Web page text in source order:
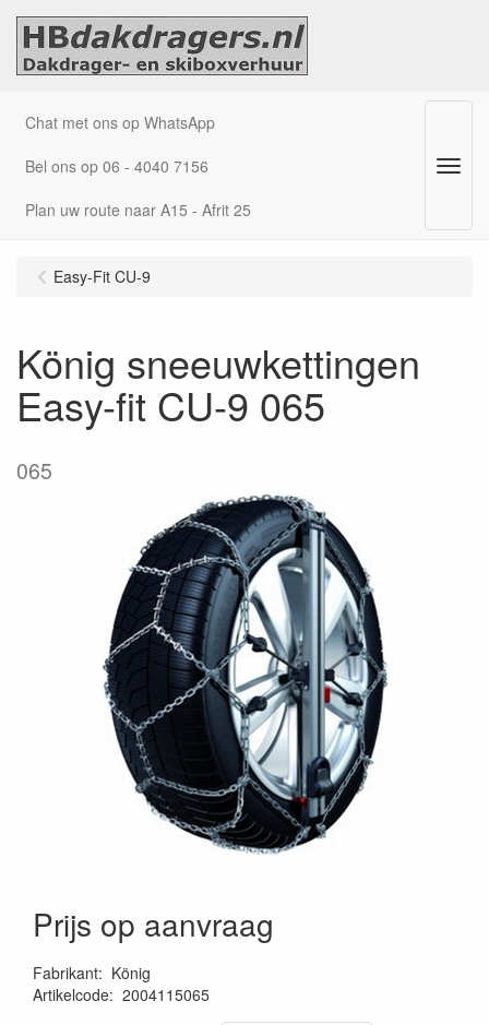
Chat met ons op WhatsApp
Bel ons op 06 - 4040 7156
Plan uw route naar A15 - Afrit 25
Menu
Easy-Fit CU-9
König sneeuwkettingen
Easy-fit CU-9 065
065
Prijs op aanvraag
Fabrikant: König
Artikelcode: 2004115065